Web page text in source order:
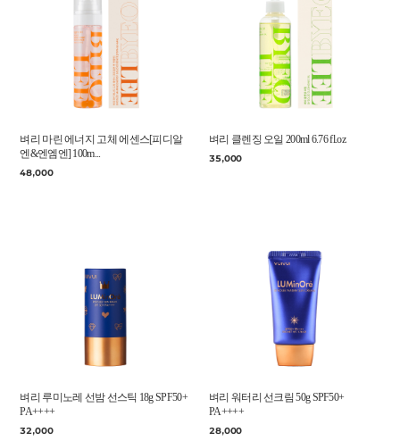
벼리 마린 에너지 고체 에센스[피디알
엔&엔엠엔] 100m...
48,000
벼리 클렌징 오일 200ml 6.76 fl.oz
35,000
벼리 루미노레 선밤 선스틱 18g SPF50+
PA++++
32,000
벼리 워터리 선크림 50g SPF50+
PA++++
28,000